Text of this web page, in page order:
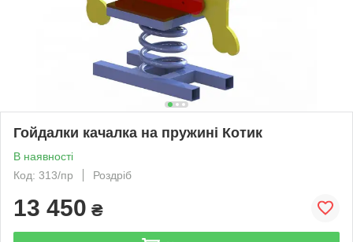
Гойдалки качалка на пружині Котик
В наявності
Код: 313/пр
Роздріб
13 450 ₴